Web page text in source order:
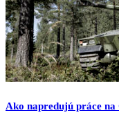
Ako napredujú práce